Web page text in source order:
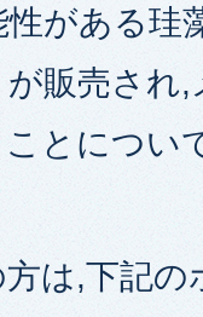
がある珪
が販売され
とについ
は,下記の